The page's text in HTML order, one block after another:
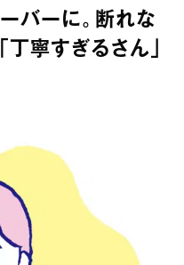
バーに。断れな
丁寧すぎるさん」